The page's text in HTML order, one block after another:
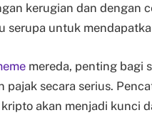
kerugian dan dengan
serupa untuk
mereda, penting bagi
pajak secara serius.
akan menjadi kunci